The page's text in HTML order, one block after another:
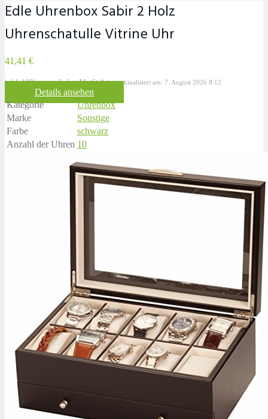
Edle Uhrenbox Sabir 2 Holz
Uhrenschatulle Vitrine Uhr
41,41 €
inkl. 19% gesetzlicher MwSt.Zuletzt aktualisiert am: 7. August 2026 8:12
Details ansehen
Kategorie
Uhrenbox
Marke
Sonstige
Farbe
schwarz
Anzahl der Uhren 10